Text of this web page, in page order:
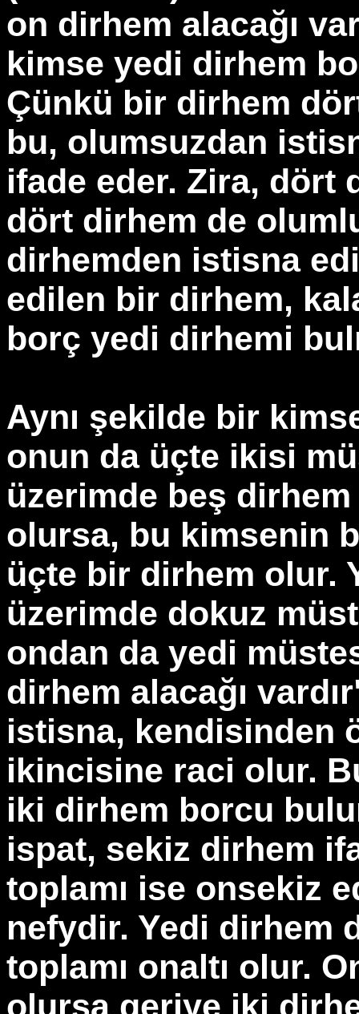
on dirhem alacağı
kimse yedi dirhem
Çünkü bir dirhem
bu, olumsuzdan
ifade eder. Zira, dört
dört dirhem de
dirhemden istisna
edilen bir dirhem,
borç yedi dirhemi
Aynı şekilde bir
onun da üçte ikisi
üzerimde beş
olursa, bu kimsenin
üçte bir dirhem olur.
üzerimde dokuz
ondan da yedi
dirhem alacağı
istisna, kendisinden
ikincisine raci olur.
iki dirhem borcu
ispat, sekiz dirhem
toplamı ise onsekiz
nefydir. Yedi dirhem
toplamı onaltı olur.
olursa geriye iki